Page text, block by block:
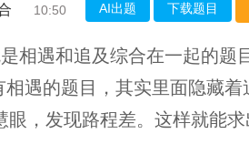
10:50 AI出题 下载题目
相遇和追及综合在一起的题
相遇的题目，其实里面隐藏着
眼，发现路程差。这样就能